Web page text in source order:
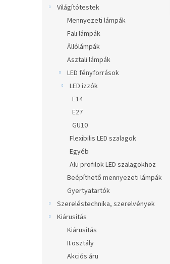
Világítótestek
Mennyezeti lámpák
Fali lámpák
Állólámpák
Asztali lámpák
LED fényforrások
LED izzók
E14
E27
GU10
Flexibilis LED szalagok
Egyéb
Alu profilok LED szalagokhoz
Beépíthető mennyezeti lámpák
Gyertyatartók
Szereléstechnika, szerelvények
Kiárusítás
Kiárusítás
II.osztály
Akciós áru